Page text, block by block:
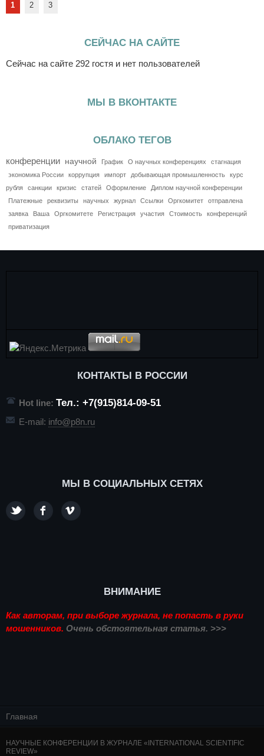
1 2 3
СЕЙЧАС НА САЙТЕ
Сейчас на сайте 292 гостя и нет пользователей
МЫ В ВКОНТАКТЕ
ОБЛАКО ТЕГОВ
конференции научной График О научных конференциях
стагнация
экономика России
коррупция импорт добывающая промышленность
курс
рубля
санкции кризис статей Оформление
Диплом научной конференции
Платежные
реквизиты научных журнал Ссылки Оргкомитет
отправлена
заявка
Ваша Оргкомитете Регистрация участия Стоимость
конференций
приватизация
КОНТАКТЫ В РОССИИ
Hot line: Тел.: +7(915)814-09-51
E-mail: info@p8n.ru
МЫ В СОЦИАЛЬНЫХ СЕТЯХ
ВНИМАНИЕ
Как авторам, при выборе журнала, не попасть в руки
мошенников. Очень обстоятельная статья. >>>
Главная
НАУЧНЫЕ КОНФЕРЕНЦИИ В ЖУРНАЛЕ «INTERNATIONAL SCIENTIFIC
REVIEW»